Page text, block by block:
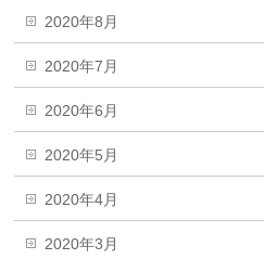
2020年8月
2020年7月
2020年6月
2020年5月
2020年4月
2020年3月